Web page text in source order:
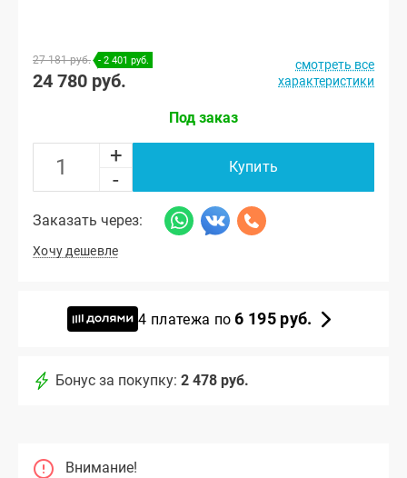
27 181 руб. - 2 401 руб.
24 780 руб.
смотреть все
характеристики
Под заказ
+
-
Купить
Заказать через:
Хочу дешевле
4 платежа по6 195 руб.
Бонус за покупку: 2 478 руб.
Внимание!